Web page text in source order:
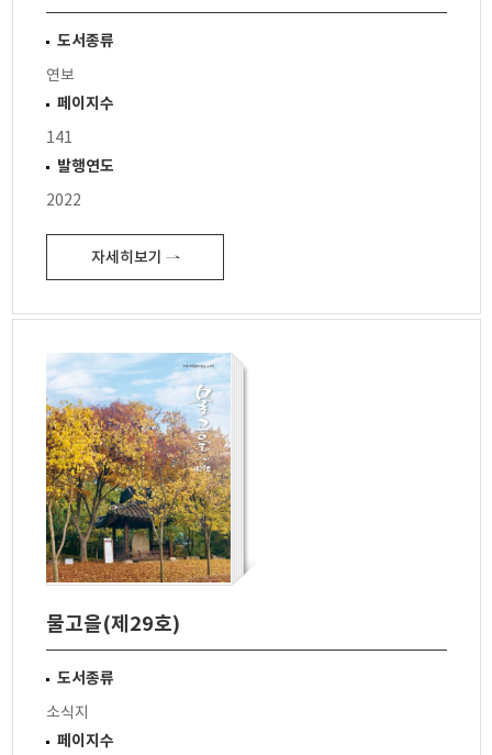
도서종류
연보
페이지수
141
발행연도
2022
자세히보기 ⇀
물고을(제29호)
도서종류
소식지
페이지수